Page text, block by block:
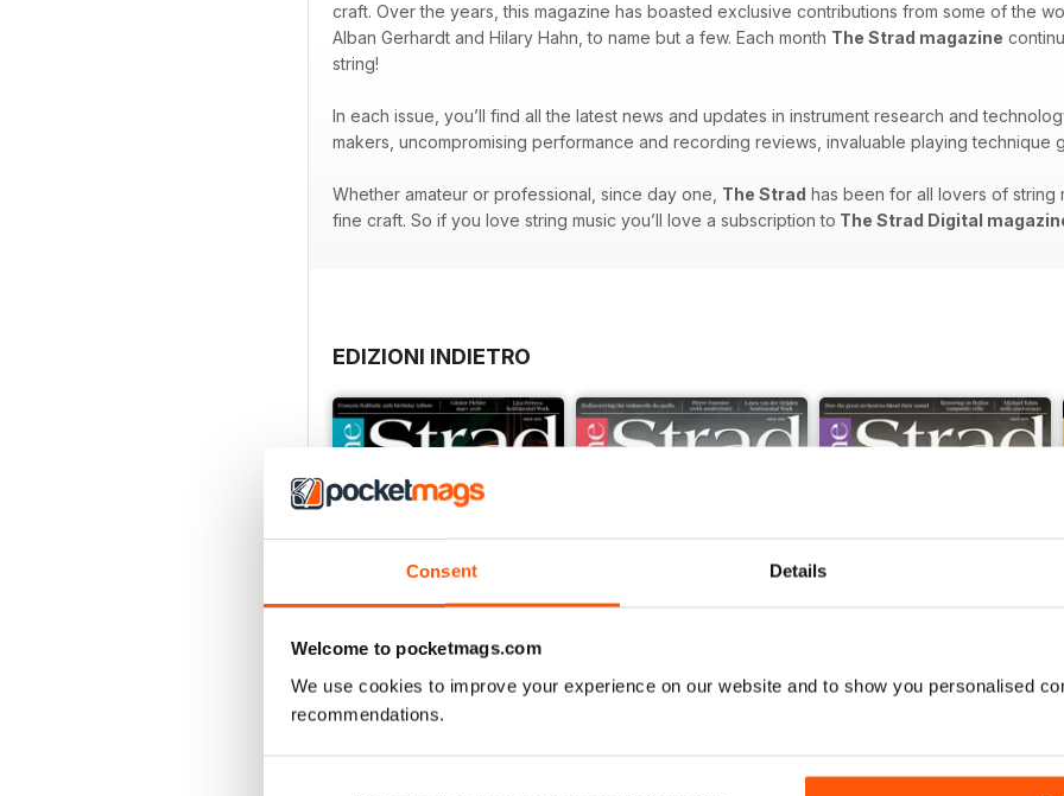
Consent Details
Welcome to pocketmags.com
We use cookies to improve your experience on our website and to show you personalised
recommendations.
craft. Over the years, this magazine has boasted exclusive contributions from some of the
Alban Gerhardt and Hilary Hahn, to name but a few. Each month The Strad magazine
string!
In each issue, you’ll find all the latest news and updates in instrument research and
makers, uncompromising performance and recording reviews, invaluable playing technique
Whether amateur or professional, since day one, The Strad has been for all lovers of string
fine craft. So if you love string music you’ll love a subscription to The Strad Digital
EDIZIONI INDIETRO
Acquista per€6,99